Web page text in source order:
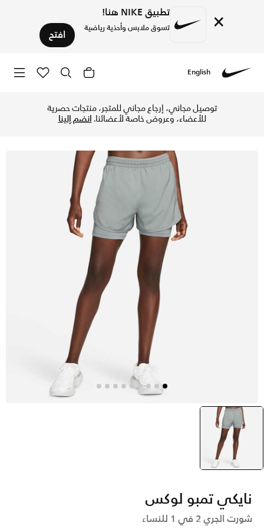
× تطبيق NIKE هنا!
تسوق ملابس وأحذية رياضية افتح
English
توصيل مجاني، إرجاع مجاني للمتجر، منتجات حصرية
للأعضاء، وعروض خاصة لأعضائنا.انضم إلينا
selected
رمادي
نايكي تمبو لوكس
شورت الجري 2 في 1 للنساء